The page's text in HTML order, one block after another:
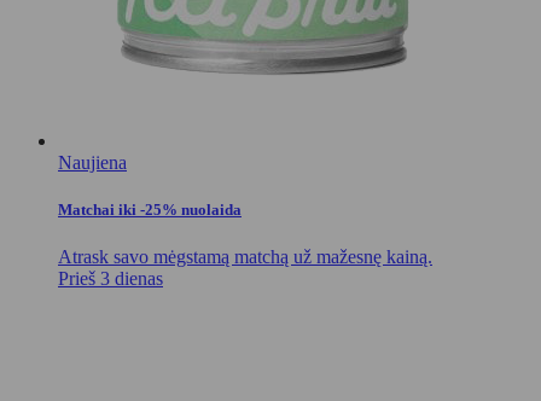
Naujiena
Matchai iki -25% nuolaida
Atrask savo mėgstamą matchą už mažesnę kainą.
Prieš 3 dienas